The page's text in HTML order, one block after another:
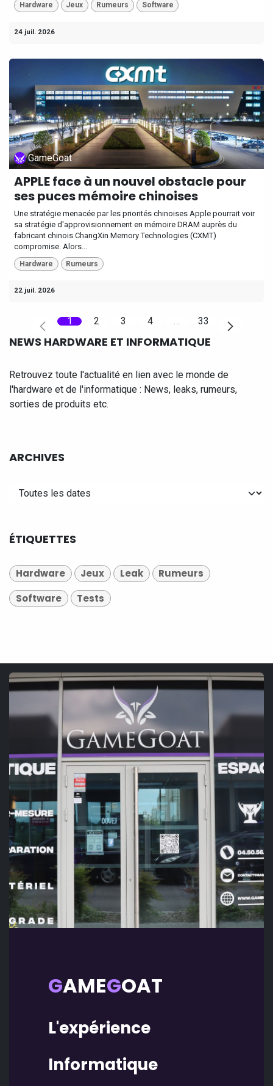
Hardware Jeux Rumeurs Software
24 juil. 2026
GameGoat
APPLE face à un nouvel obstacle pour
ses puces mémoire chinoises
Une stratégie menacée par les priorités chinoises Apple pourrait voir
sa stratégie d'approvisionnement en mémoire DRAM auprès du
fabricant chinois ChangXin Memory Technologies (CXMT)
compromise. Alors...
Hardware Rumeurs
22 juil. 2026
1 2 3 4 … 33
NEWS HARDWARE ET INFORMATIQUE
Retrouvez toute l'actualité en lien avec le monde de
l'hardware et de l'informatique : News, leaks, rumeurs,
sorties de produits etc.
ARCHIVES
ÉTIQUETTES
Hardware Jeux Leak
Rumeurs
Software
Tests
GAMEGOAT
L'expérience
Informatique